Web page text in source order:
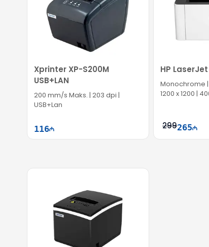
Xprinter XP-S200M
USB+LAN
200 mm/s Maks. | 203 dpi |
USB+Lan
116
HP
Monochrome |
1200 x 1200 |
299265